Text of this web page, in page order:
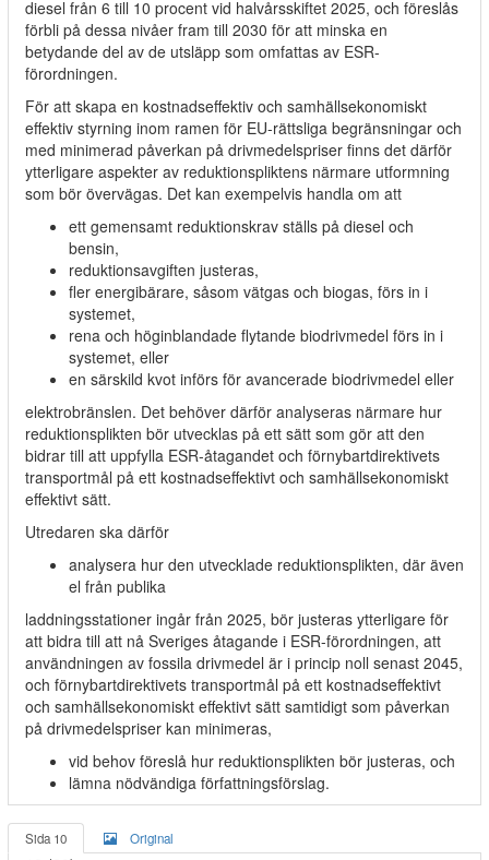
diesel från 6 till 10 procent vid halvårsskiftet 2025, och föreslås
förbli på dessa nivåer fram till 2030 för att minska en
betydande del av de utsläpp som omfattas av ESR-
förordningen.
För att skapa en kostnadseffektiv och samhällsekonomiskt
effektiv styrning inom ramen för EU-rättsliga begränsningar och
med minimerad påverkan på drivmedelspriser finns det därför
ytterligare aspekter av reduktionspliktens närmare utformning
som bör övervägas. Det kan exempelvis handla om att
ett gemensamt reduktionskrav ställs på diesel och
bensin,
reduktionsavgiften justeras,
fler energibärare, såsom vätgas och biogas, förs in i
systemet,
rena och höginblandade flytande biodrivmedel förs in i
systemet, eller
en särskild kvot införs för avancerade biodrivmedel eller
elektrobränslen. Det behöver därför analyseras närmare hur
reduktionsplikten bör utvecklas på ett sätt som gör att den
bidrar till att uppfylla ESR-åtagandet och förnybartdirektivets
transportmål på ett kostnadseffektivt och samhällsekonomiskt
effektivt sätt.
Utredaren ska därför
analysera hur den utvecklade reduktionsplikten, där även
el från publika
laddningsstationer ingår från 2025, bör justeras ytterligare för
att bidra till att nå Sveriges åtagande i ESR-förordningen, att
användningen av fossila drivmedel är i princip noll senast 2045,
och förnybartdirektivets transportmål på ett kostnadseffektivt
och samhällsekonomiskt effektivt sätt samtidigt som påverkan
på drivmedelspriser kan minimeras,
vid behov föreslå hur reduktionsplikten bör justeras, och
lämna nödvändiga författningsförslag.
Sida 10 Original